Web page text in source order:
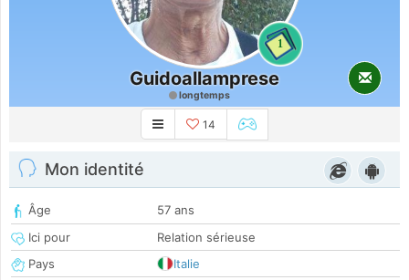
1
Guidoallamprese
longtemps
14
Mon identité
Âge
57 ans
Ici pour
Relation sérieuse
Pays
Italie